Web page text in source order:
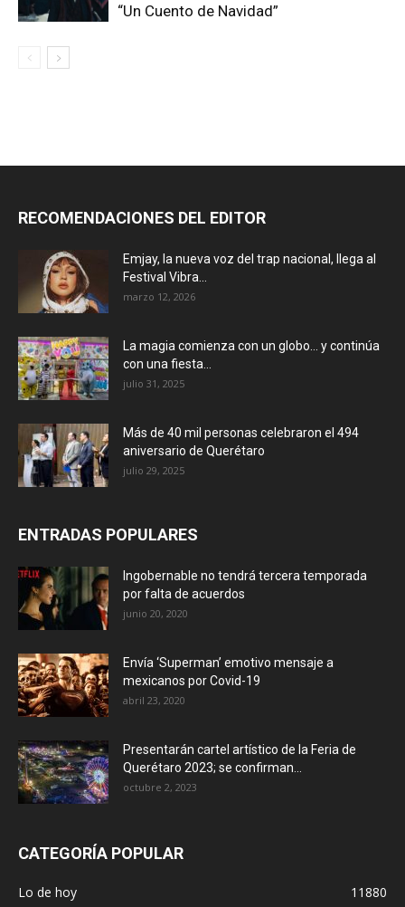
“Un Cuento de Navidad”
RECOMENDACIONES DEL EDITOR
Emjay, la nueva voz del trap nacional, llega al
Festival Vibra...
marzo 12, 2026
La magia comienza con un globo… y continúa
con una fiesta...
julio 31, 2025
Más de 40 mil personas celebraron el 494
aniversario de Querétaro
julio 29, 2025
ENTRADAS POPULARES
Ingobernable no tendrá tercera temporada
por falta de acuerdos
junio 20, 2020
Envía ‘Superman’ emotivo mensaje a
mexicanos por Covid-19
abril 23, 2020
Presentarán cartel artístico de la Feria de
Querétaro 2023; se confirman...
octubre 2, 2023
CATEGORÍA POPULAR
Lo de hoy
11880